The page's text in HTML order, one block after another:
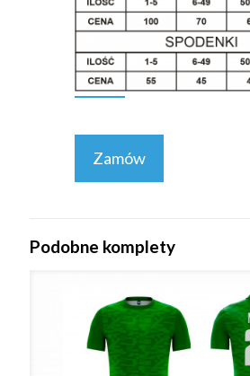
Zamów
Podobne komplety